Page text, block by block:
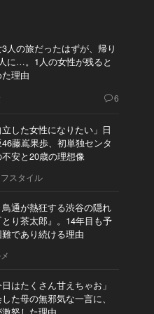
人の旅だったはずが、帰り
に…。1人の女性が残ると
理由
6
立した女性になりたい」日
46藤嶌果歩、初単独センタ
不安と20歳の理想像
スタイル
通が熱狂する渋谷の隠れ
り茶太郎』。14年目も予
であり続ける理由
日はたくさん甘えちゃお」
た母の無邪気な一言に、